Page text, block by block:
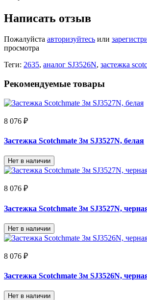
Написать отзыв
Пожалуйста авторизуйтесь или
просмотра
Теги: 2635, аналог SJ3526N, застежка
Рекомендуемые товары
8 076 ₽
Застежка Scotchmate 3м SJ3527N, белая
Нет в наличии
8 076 ₽
Застежка Scotchmate 3м SJ3527N,
Нет в наличии
8 076 ₽
Застежка Scotchmate 3м SJ3526N,
Нет в наличии